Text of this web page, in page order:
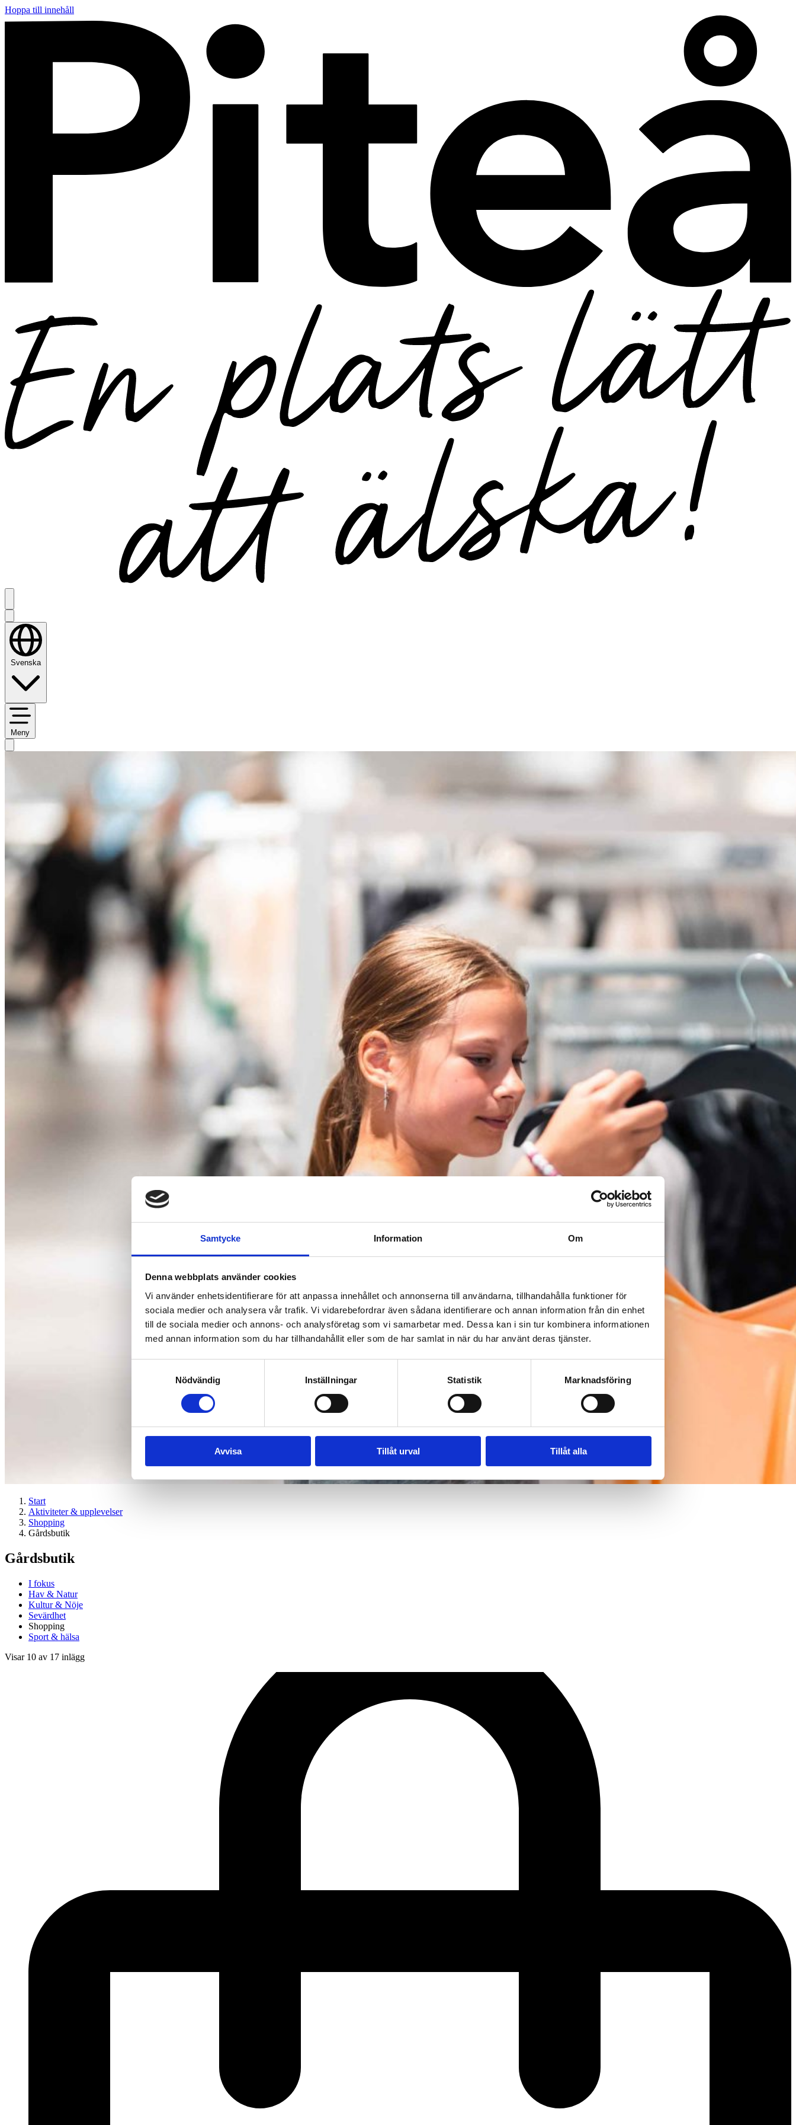
Samtycke Information Om
Denna webbplats använder cookies
Vi använder enhetsidentifierare för att anpassa innehållet och annonserna till användarna, tillhandahålla funktioner för
sociala medier och analysera vår trafik. Vi vidarebefordrar även sådana identifierare och annan information från din enhet
till de sociala medier och annons- och analysföretag som vi samarbetar med. Dessa kan i sin tur kombinera informationen
med annan information som du har tillhandahållit eller som de har samlat in när du har använt deras tjänster.
Nödvändig
Inställningar Statistik Marknadsföring
Avvisa Tillåt urval Tillåt alla
Hoppa till innehåll
Svenska
Meny
Start
Aktiviteter & upplevelser
Shopping
Gårdsbutik
Gårdsbutik
I fokus
Hav & Natur
Kultur & Nöje
Sevärdhet
Shopping
Sport & hälsa
Visar 10 av 17 inlägg